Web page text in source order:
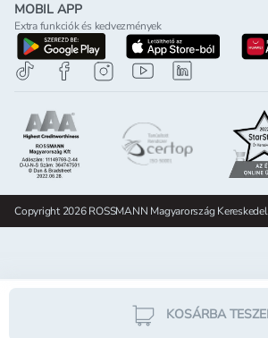
KOSÁRBA
MOBIL APP
Extra funkciók és kedvezmények
letöltés a google-play-
Copyright 2026 ROSSMANN Magyarország